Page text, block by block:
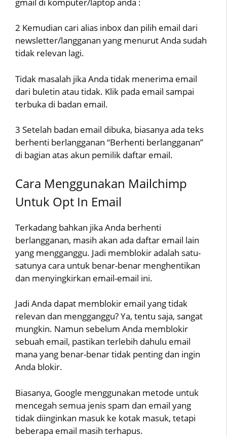
2 Kemudian cari alias inbox dan pilih email dari
newsletter/langganan yang menurut Anda sudah
tidak relevan lagi.
Tidak masalah jika Anda tidak menerima email
dari buletin atau tidak. Klik pada email sampai
terbuka di badan email.
3 Setelah badan email dibuka, biasanya ada teks
berhenti berlangganan “Berhenti berlangganan”
di bagian atas akun pemilik daftar email.
Cara Menggunakan Mailchimp
Untuk Opt In Email
Terkadang bahkan jika Anda berhenti
berlangganan, masih akan ada daftar email lain
yang mengganggu. Jadi memblokir adalah satu-
satunya cara untuk benar-benar menghentikan
dan menyingkirkan email-email ini.
Jadi Anda dapat memblokir email yang tidak
relevan dan mengganggu? Ya, tentu saja, sangat
mungkin. Namun sebelum Anda memblokir
sebuah email, pastikan terlebih dahulu email
mana yang benar-benar tidak penting dan ingin
Anda blokir.
Biasanya, Google menggunakan metode untuk
mencegah semua jenis spam dan email yang
tidak diinginkan masuk ke kotak masuk, tetapi
beberapa email masih terhapus.